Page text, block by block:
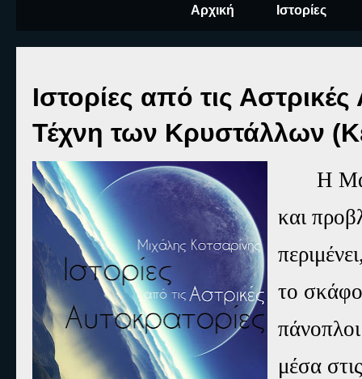
Αρχική Ιστορίες
Ιστορίες από τις
Τέχνη των Κρυστάλλων
Η
και
το
μέσα